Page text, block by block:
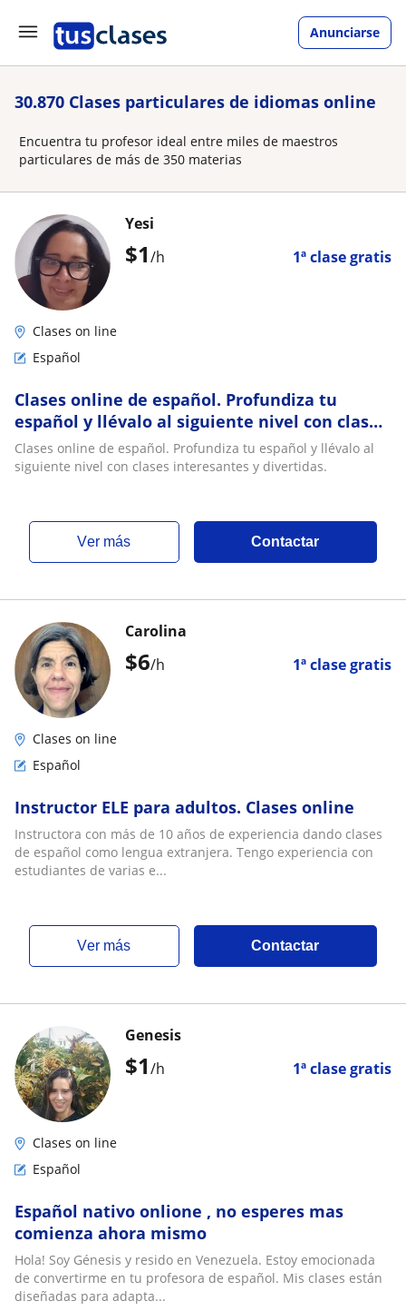
Anunciarse
30.870 Clases particulares de idiomas online
Encuentra tu profesor ideal entre miles de maestros
particulares de más de 350 materias
$1/h 1ª clase gratis
Yesi
Clases on line
Español
Clases online de español. Profundiza tu
español y llévalo al siguiente nivel con clases
interesantes y divertidas
Clases online de español. Profundiza tu español y llévalo al
siguiente nivel con clases interesantes y divertidas.
ver más Contactar
$6/h 1ª clase gratis
Carolina
Clases on line
Español
Instructor ELE para adultos. Clases online
Instructora con más de 10 años de experiencia dando clases
de español como lengua extranjera. Tengo experiencia con
estudiantes de varias e...
ver más Contactar
$1/h 1ª clase gratis
Genesis
Clases on line
Español
Español nativo onlione , no esperes mas
comienza ahora mismo
Hola! Soy Génesis y resido en Venezuela. Estoy emocionada
de convertirme en tu profesora de español. Mis clases están
diseñadas para adapta...